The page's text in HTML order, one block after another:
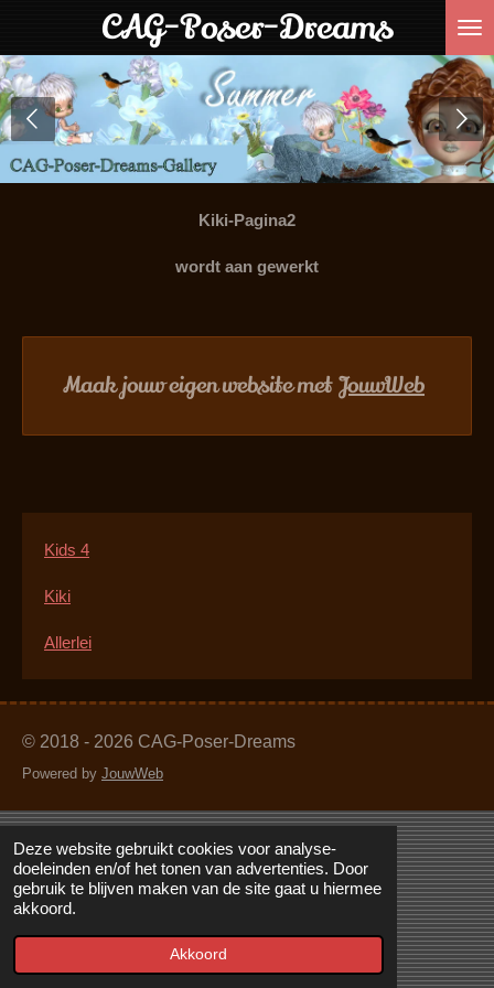
Deze website gebruikt cookies voor analyse-
doeleinden en/of het tonen van advertenties. Door
gebruik te blijven maken van de site gaat u hiermee
akkoord.
Akkoord
direct
naar
de
hoofdinhoud
CAG-Poser-Dreams
Kiki-Pagina2
wordt aan gewerkt
Maak jouw eigen website met JouwWeb
Kids 4
Kiki
Allerlei
© 2018 - 2026 CAG-Poser-Dreams
Powered by JouwWeb